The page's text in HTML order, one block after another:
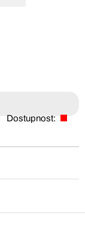
Dostupnost: